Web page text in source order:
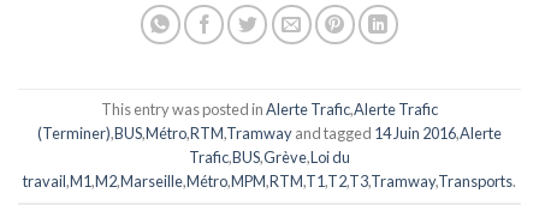
This entry was posted inAlerte Trafic,Alerte Trafic
(Terminer),BUS,Métro,RTM,Tramwayand tagged 14 Juin 2016,Alerte
Trafic,BUS,Grève,Loi du
travail,M1,M2,Marseille,Métro,MPM,RTM,T1,T2,T3,Tramway,Transports.